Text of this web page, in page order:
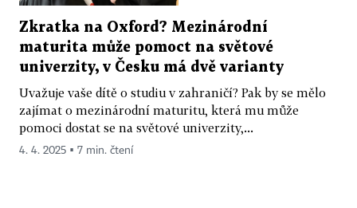
Zkratka na Oxford? Mezinárodní
maturita může pomoct na světové
univerzity, v Česku má dvě varianty
Uvažuje vaše dítě o studiu v zahraničí? Pak by se mělo
zajímat o mezinárodní maturitu, která mu může
pomoci dostat se na světové univerzity,...
4. 4. 2025 ▪ 7 min. čtení